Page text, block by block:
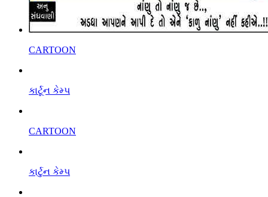
CARTOON
કાર્ટૂન કેમ્પ
CARTOON
કાર્ટુન કેમ્પ